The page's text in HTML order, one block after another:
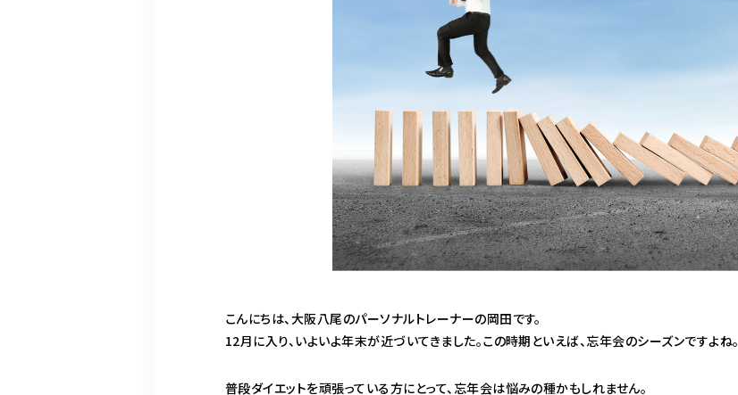
こんにちは、大阪八尾のパーソナルトレーナーの岡田です。
12月に入り、いよいよ年末が近づいてきました。この時期といえば、忘年会のシーズンですよね。
普段ダイエットを頑張っている方にとって、忘年会は悩みの種かもしれません。